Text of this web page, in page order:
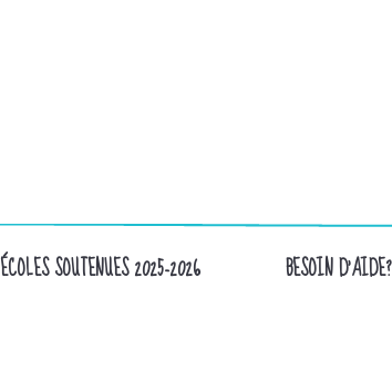
ÉCOLES SOUTENUES 2025-2026 BESOIN D’AIDE?